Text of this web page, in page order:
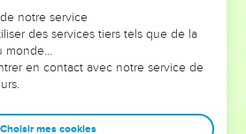
on voit moins les doutes, les erreurs
ont traversés, alors même que ce
qui les ont façonnés.
leaders, entrepreneurs, et responsables
plus de sagesse afin que leurs erreurs
notre service
des services tiers tels que de la
monde…
en contact avec notre service de
Choisir mes cookies